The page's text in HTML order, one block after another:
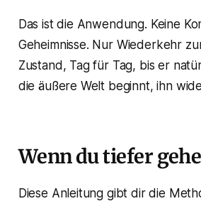
Das ist die Anwendung. Keine
Geheimnisse. Nur Wiederkehr
Zustand, Tag für Tag, bis er
die äußere Welt beginnt, ihn
Wenn du tiefer
Diese Anleitung gibt dir die